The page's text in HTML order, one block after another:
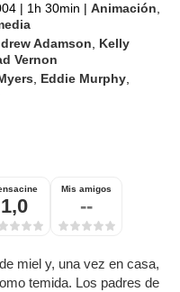
| 1h 30min | Animación,
Adamson, Kelly
Vernon
, Eddie Murphy,
1,0
Mis amigos
--
miel y, una vez en casa,
temida. Los padres de